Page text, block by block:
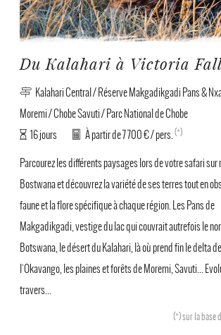
Du Kalahari à Victoria
Kalahari Central / Réserve Makgadikgadi Pans &
Moremi / Chobe Savuti / Parc National de Chobe
16 jours
À partir de 7 700 € / pers.(*)
Parcourez les différents paysages lors de votre safari sur
Bostwana et découvrez la variété de ses terres tout en
faune et la flore spécifique à chaque région. Les Pans de
Makgadikgadi, vestige du lac qui couvrait autrefois le
Botswana, le désert du Kalahari, là où prend fin le delta de
l'Okavango, les plaines et forêts de Moremi, Savuti...
travers...
(*)sur la base